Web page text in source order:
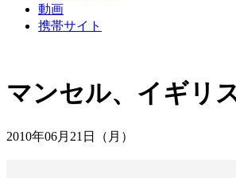
動画
携帯サイト
マンセル、イギリ
2010年06月21日（月）